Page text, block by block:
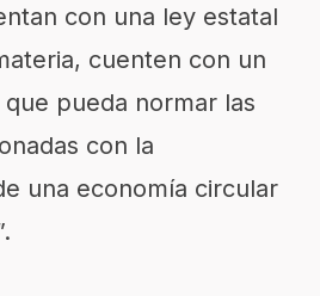
con una ley estatal
cuenten con un
pueda normar las
con la
una economía circular